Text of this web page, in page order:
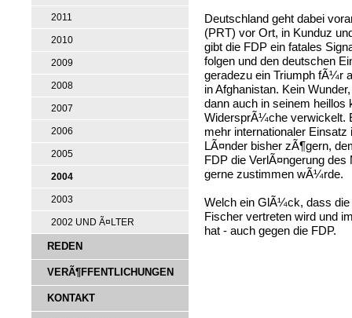
2011
2010
2009
2008
2007
2006
2005
2004
2003
2002 UND Ã¤LTER
REDEN
VERÃ¶FFENTLICHUNGEN
KONTAKT
Deutschland geht dabei
(PRT) vor Ort, in Kunduz
gibt die FDP ein fatales
folgen und den deutschen
geradezu ein Triumph fÃ¼r
in Afghanistan. Kein
dann auch in seinem heillos
WidersprÃ¼che verwickelt.
mehr internationaler Einsatz
LÃ¤nder bisher zÃ¶gern,
FDP die VerlÃ¤ngerung
gerne zustimmen wÃ¼rde.
Welch ein GlÃ¼ck, dass
Fischer vertreten wird und
hat - auch gegen die FDP.